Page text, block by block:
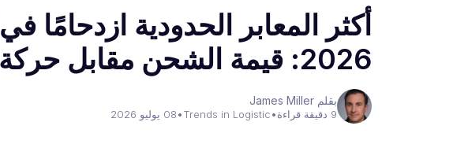
أكثر المعابر الحدودية ازدحامًا
2026: قيمة الشحن مقابل حركة الأقدام
بقلم James Miller
9 دقيقة قراءة •
Trends in Logistic
•08 يوليو 2026